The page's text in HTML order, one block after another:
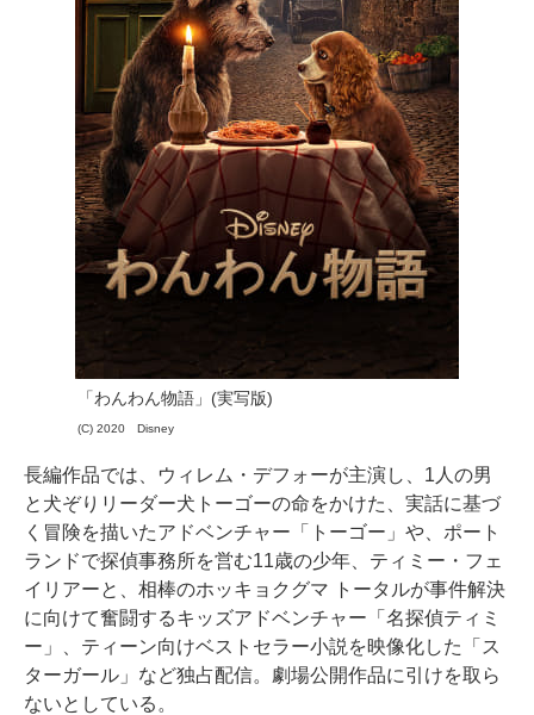
「わんわん物語」(実写版)
(C) 2020 Disney
長編作品では、ウィレム・デフォーが主演し、1人の男
と犬ぞりリーダー犬トーゴーの命をかけた、実話に基づ
く冒険を描いたアドベンチャー「トーゴー」や、ポート
ランドで探偵事務所を営む11歳の少年、ティミー・フェ
イリアーと、相棒のホッキョクグマ トータルが事件解決
に向けて奮闘するキッズアドベンチャー「名探偵ティミ
ー」、ティーン向けベストセラー小説を映像化した「ス
ターガール」など独占配信。劇場公開作品に引けを取ら
ないとしている。